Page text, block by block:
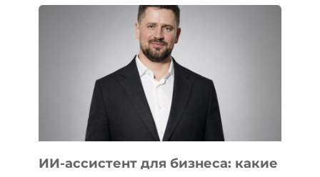
КОТОРЫЕ
РАЗВИВАЮТ
ТЕХНОЛОГИЧЕСКОЕ
ОБРАЗОВАНИЕ
ТАДЖИКИСТАНА
ИИ-ассистент для бизнеса: какие